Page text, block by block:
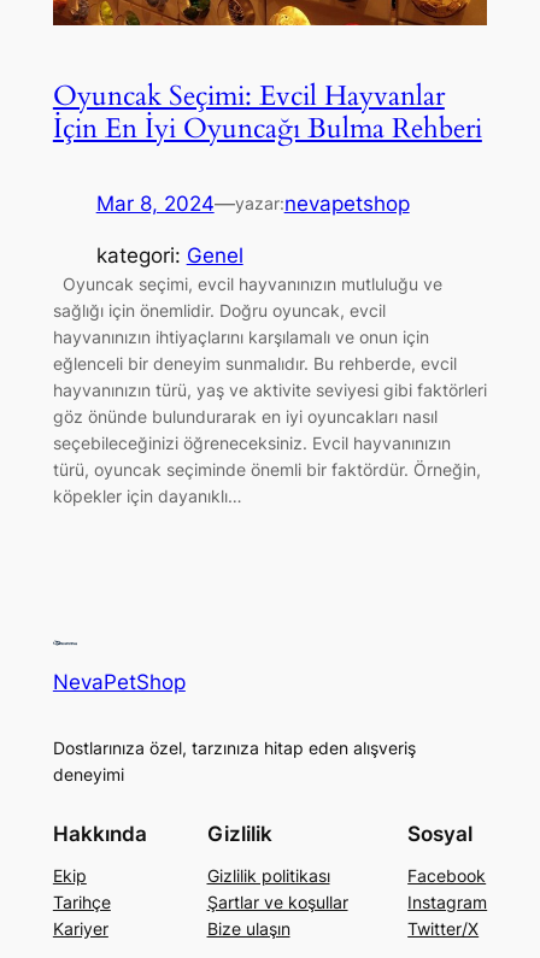
Oyuncak Seçimi: Evcil Hayvanlar
İçin En İyi Oyuncağı Bulma Rehberi
Mar 8, 2024—yazar:nevapetshop
kategori: Genel
Oyuncak seçimi, evcil hayvanınızın mutluluğu ve
sağlığı için önemlidir. Doğru oyuncak, evcil
hayvanınızın ihtiyaçlarını karşılamalı ve onun için
eğlenceli bir deneyim sunmalıdır. Bu rehberde, evcil
hayvanınızın türü, yaş ve aktivite seviyesi gibi faktörleri
göz önünde bulundurarak en iyi oyuncakları nasıl
seçebileceğinizi öğreneceksiniz. Evcil hayvanınızın
türü, oyuncak seçiminde önemli bir faktördür. Örneğin,
köpekler için dayanıklı…
NevaPetShop
Dostlarınıza özel, tarzınıza hitap eden alışveriş
deneyimi
Hakkında
Ekip
Tarihçe
Kariyer
Gizlilik
Gizlilik politikası
Şartlar ve koşullar
Bize ulaşın
Sosyal
Facebook
Instagram
Twitter/X